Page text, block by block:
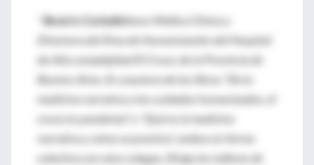
Beatriz Carballeiraes Médica Clínica y
Directora del Área de Humanización del Hospital
de Alta complejidad El Cruce, de la Provincia de
Buenos Aires. Es coautora de los libros "De la
medicina narrativa a los cuidados humanizados, el
cruce en pandemia" y "Qué es la medicina
narrativa y cómo se practica", ambos en forma
colectiva con otos colegas. Dirige los talleres de